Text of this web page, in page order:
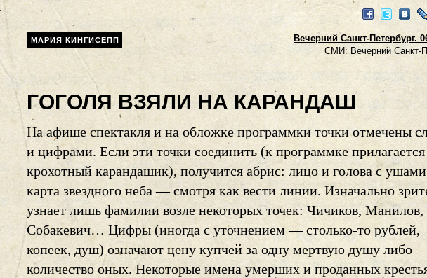
Facebook
Twitter
Вечерний Санкт-Петербург.
СМИ: Вечерний Санкт-
МАРИЯ КИНГИСЕПП
ГОГОЛЯ ВЗЯЛИ НА КАРАНДАШ
На афише спектакля и на обложке программки точки отмечены
и цифрами. Если эти точки соединить (к программке прилагается
крохотный карандашик), получится абрис: лицо и голова с
карта звездного неба — смотря как вести линии. Изначально
узнает лишь фамилии возле некоторых точек: Чичиков, Манилов,
Собакевич… Цифры (иногда с уточнением — столько-то рублей,
копеек, душ) означают цену купчей за одну мертвую душу либо
количество оных. Некоторые имена умерших и проданных